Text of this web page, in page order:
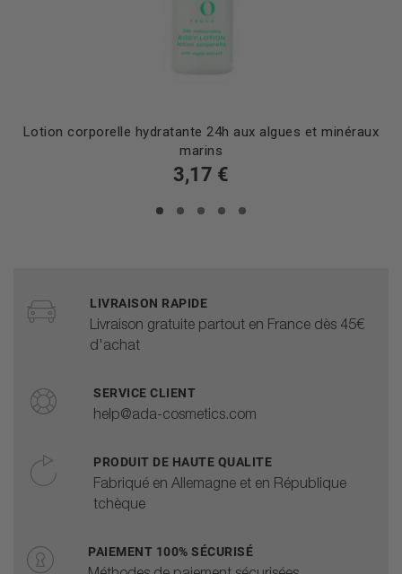
Lotion corporelle hydratante 24h aux algues et minéraux
marins
3,17 €
LIVRAISON RAPIDE
Livraison gratuite partout en France dès 45€
d'achat
SERVICE CLIENT
help@ada-cosmetics.com
PRODUIT DE HAUTE QUALITE
Fabriqué en Allemagne et en République
tchèque
PAIEMENT 100% SÉCURISÉ